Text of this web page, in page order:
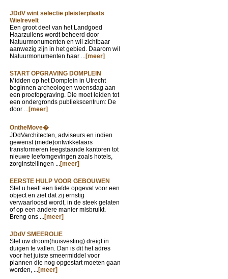
JDdV wint selectie pleisterplaats
Wielrevelt
Een groot deel van het Landgoed
Haarzuilens wordt beheerd door
Natuurmonumenten en wil zichtbaar
aanwezig zijn in het gebied. Daarom wil
Natuurmonumenten haar ...[meer]
START OPGRAVING DOMPLEIN
Midden op het Domplein in Utrecht
beginnen archeologen woensdag aan
een proefopgraving. Die moet leiden tot
een ondergronds publiekscentrum: De
door ...[meer]
OntheMove�
JDdVarchitecten, adviseurs en indien
gewenst (mede)ontwikkelaars
transformeren leegstaande kantoren tot
nieuwe leefomgevingen zoals hotels,
zorginstellingen ...[meer]
EERSTE HULP VOOR GEBOUWEN
Stel u heeft een liefde opgevat voor een
object en ziet dat zij ernstig
verwaarloosd wordt, in de steek gelaten
of op een andere manier misbruikt.
Breng ons ...[meer]
JDdV SMEEROLIE
Stel uw droom(huisvesting) dreigt in
duigen te vallen. Dan is dit het adres
voor het juiste smeermiddel voor
plannen die nog opgestart moeten gaan
worden, ...[meer]